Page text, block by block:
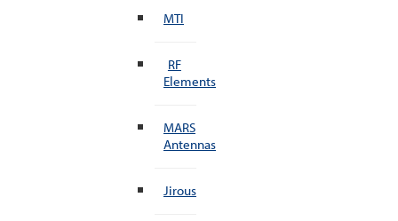
MTI
RF
Elements
MARS
Antennas
Jirous